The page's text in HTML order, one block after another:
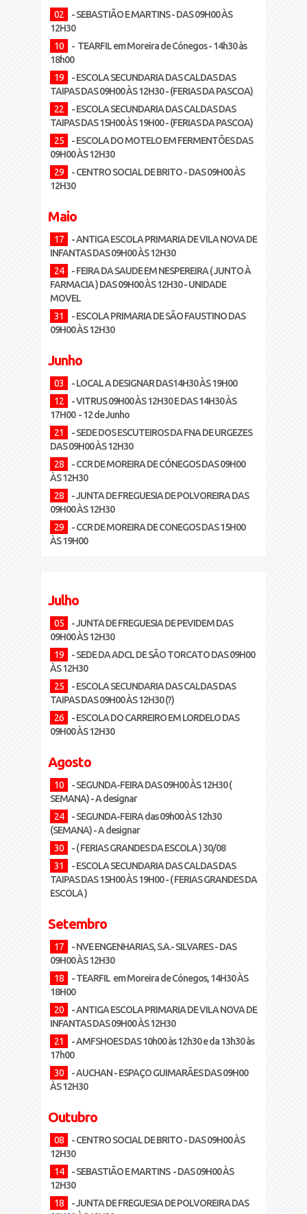
02
- SEBASTIÃO E MARTINS - DAS 09H00 ÀS
12H30
10
- TEARFIL em Moreira de Cónegos - 14h30 às
18h00
19
- ESCOLA SECUNDARIA DAS CALDAS DAS
TAIPAS DAS 09H00 ÀS 12H30 - (FERIAS DA PASCOA)
22
- ESCOLA SECUNDARIA DAS CALDAS DAS
TAIPAS DAS 15H00 ÀS 19H00 - (FERIAS DA PASCOA)
25
- ESCOLA DO MOTELO EM FERMENTÕES DAS
09H00 ÀS 12H30
29
- CENTRO SOCIAL DE BRITO - DAS 09H00 ÀS
12H30
Maio
17
- ANTIGA ESCOLA PRIMARIA DE VILA NOVA DE
INFANTAS DAS 09H00 ÀS 12H30
24
- FEIRA DA SAUDE EM NESPEREIRA ( JUNTO À
FARMACIA ) DAS 09H00 ÀS 12H30 - UNIDADE
MOVEL
31
- ESCOLA PRIMARIA DE SÃO FAUSTINO DAS
09H00 ÀS 12H30
Junho
03
- LOCAL A DESIGNAR DAS14H30 ÀS 19H00
12
- VITRUS 09H00 ÀS 12H30 E DAS 14H30 ÀS
17H00 - 12 de Junho
21
- SEDE DOS ESCUTEIROS DA FNA DE URGEZES
DAS 09H00 ÀS 12H30
28
- CCR DE MOREIRA DE CÓNEGOS DAS 09H00
ÀS 12H30
28
- JUNTA DE FREGUESIA DE POLVOREIRA DAS
09H00 ÀS 12H30
29
- CCR DE MOREIRA DE CONEGOS DAS 15H00
ÀS 19H00
Julho
05
- JUNTA DE FREGUESIA DE PEVIDEM DAS
09H00 ÀS 12H30
19
- SEDE DA ADCL DE SÃO TORCATO DAS 09H00
ÀS 12H30
25
- ESCOLA SECUNDARIA DAS CALDAS DAS
TAIPAS DAS 09H00 ÀS 12H30 (?)
26
- ESCOLA DO CARREIRO EM LORDELO DAS
09H00 ÀS 12H30
Agosto
10
- SEGUNDA-FEIRA DAS 09H00 ÀS 12H30 (
SEMANA) - A designar
24
- SEGUNDA-FEIRA das 09h00 ÀS 12h30
(SEMANA) - A designar
30
- ( FERIAS GRANDES DA ESCOLA ) 30/08
31
- ESCOLA SECUNDARIA DAS CALDAS DAS
TAIPAS DAS 15H00 ÀS 19H00 - ( FERIAS GRANDES DA
ESCOLA )
Setembro
17
- NVE ENGENHARIAS, S.A.- SILVARES - DAS
09H00 ÀS 12H30
18
- TEARFIL em Moreira de Cónegos, 14H30 ÀS
18H00
20
- ANTIGA ESCOLA PRIMARIA DE VILA NOVA DE
INFANTAS DAS 09H00 ÀS 12H30
21
- AMFSHOES DAS 10h00 às 12h30 e da 13h30 às
17h00
30
- AUCHAN - ESPAÇO GUIMARÃES DAS 09H00
ÀS 12H30
Outubro
08
- CENTRO SOCIAL DE BRITO - DAS 09H00 ÀS
12H30
14
- SEBASTIÃO E MARTINS - DAS 09H00 ÀS
12H30
18
- JUNTA DE FREGUESIA DE POLVOREIRA DAS